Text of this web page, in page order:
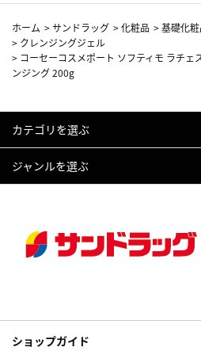
ホーム >サンドラッグ >化粧品 >基礎化粧
> クレンジングジェル
> コーセーコスメポート ソフティモ ラチェ
ンジング 200g
カテゴリを選ぶ
ジャンルを選ぶ
ショップガイド